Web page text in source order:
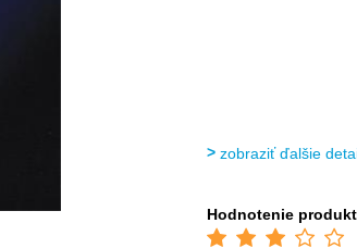
zobraziť ďalšie
Hodnotenie